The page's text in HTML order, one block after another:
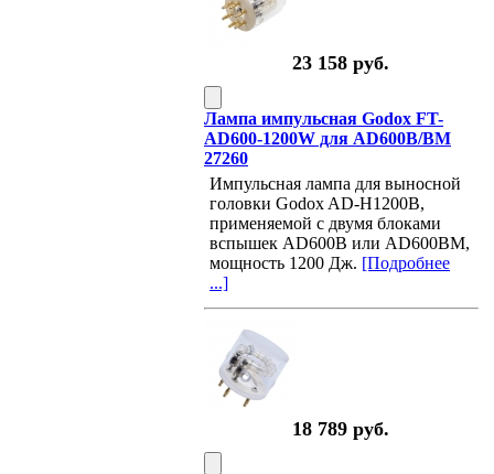
23 158 руб.
Лампа импульсная Godox FT-
AD600-1200W для AD600B/BM
27260
Импульсная лампа для выносной
головки Godox AD-H1200B,
применяемой с двумя блоками
вспышек AD600B или AD600BM,
мощность 1200 Дж. [Подробнее
...]
18 789 руб.